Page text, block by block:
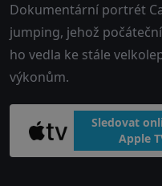
Dokumentární portrét
jumping, jehož
ho vedla ke stále
výkonům.
Sledovat
Apple